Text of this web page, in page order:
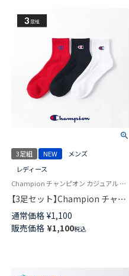
3足組 NEW
メンズ
レディース
Champion チャンピオン カジュアル 女性 男性 靴下
【3足セット】Champion チャン
ピオン Cマークロゴ 消臭糸使用
足底パイル アーチサポート シ
ョート丈 ソックス メンズ レデ
通常価格 ¥1,100
販売価格 ¥1,100税込